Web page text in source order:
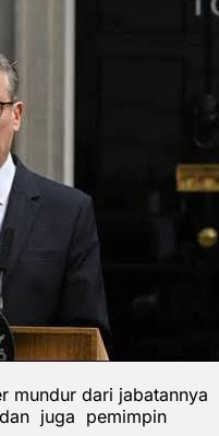
mundur dari jabatannya
juga pemimpin